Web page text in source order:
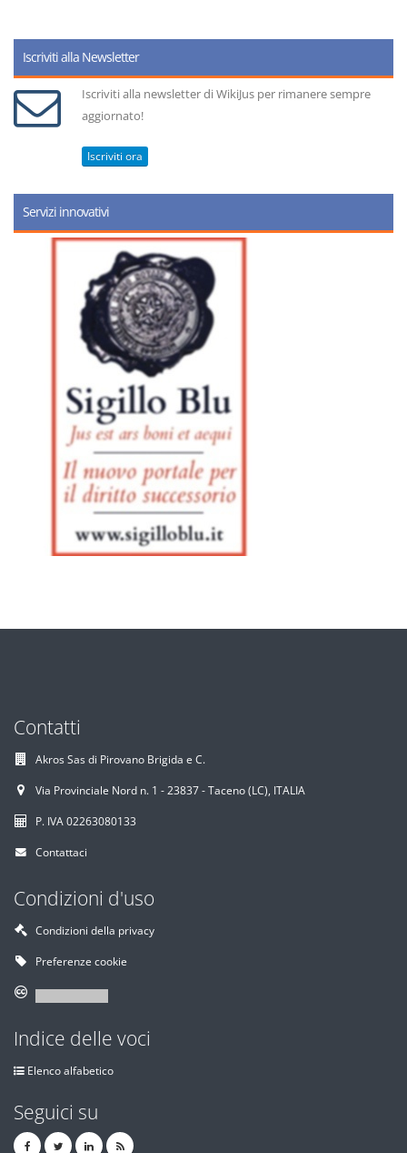
Iscriviti alla Newsletter
Iscriviti alla newsletter di WikiJus per rimanere sempre
aggiornato!
Iscriviti ora
Servizi innovativi
Contatti
Akros Sas di Pirovano Brigida e C.
Via Provinciale Nord n. 1 - 23837 - Taceno (LC), ITALIA
P. IVA 02263080133
Contattaci
Condizioni d'uso
Condizioni della privacy
Preferenze cookie
Indice delle voci
Elenco alfabetico
Seguici su